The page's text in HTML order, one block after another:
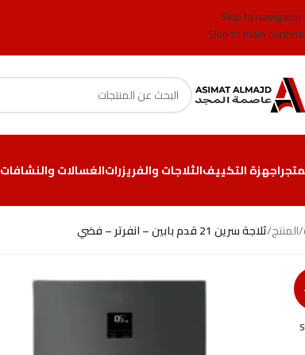
Skip to navigation
Skip to main content
اجهزة التكييفالثلاجات والفريزراتالغسالات والنشافات
/المنتج/ثلاجة سرين 21 قدم بابين – انفرتر – فضي